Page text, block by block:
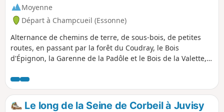
Moyenne
Départ à Champcueil (Essonne)
Alternance de chemins de terre, de sous-bois, de petites
routes, en passant par la forêt du Coudray, le Bois
d'Épignon, la Garenne de la Padôle et le Bois de la Valette,
Le long de la Seine de Corbeil à Juvisy